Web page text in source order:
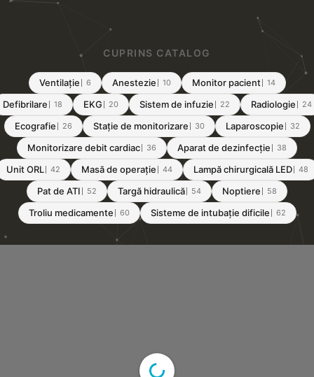
Contact
CUPRINS CATALOG
Ventilație 6 Anestezie 10 Monitor pacient 14
Defibrilare 18 EKG 20 Sistem de infuzie 22 Radiologie 24
Ecografie 26 Stație de monitorizare 30 Laparoscopie 32
Monitorizare debit cardiac 36 Aparat de dezinfecție 38
Unit ORL 42 Masă de operație 44 Lampă chirurgicală LED 48
Pat de ATI 52 Targă hidraulică 54 Noptiere 58
Troliu medicamente 60 Sisteme de intubație dificile 62